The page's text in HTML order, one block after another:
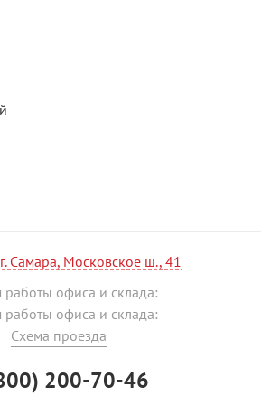
г. Самара, Московское ш., 41
офиса и склада:
офиса и склада:
Схема проезда
200-70-46